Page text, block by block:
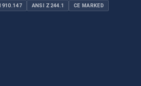
ANSI Z244.1 CE MARKED